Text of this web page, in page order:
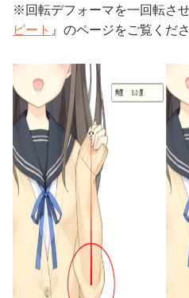
※回転デフォーマを一回転さ
ピート 』のページをご覧くださ